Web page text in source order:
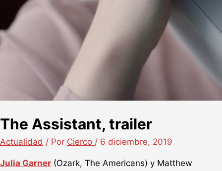
The Assistant, trailer
Actualidad / Por Cierco / 6 diciembre, 2019
Julia Garner (Ozark, The Americans) y Matthew